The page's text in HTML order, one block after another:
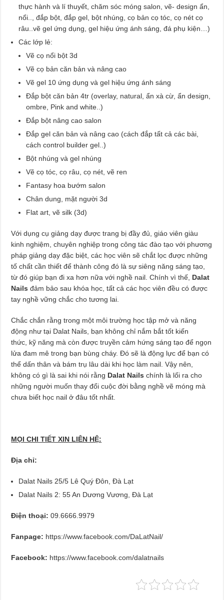
thực hành và lí thuyết, chăm sóc móng salon, vẽ- design ẩn,
nổi.., đắp bột, đắp gel, bột nhúng, cọ bản cọ tóc, cọ nét cọ
râu..vẽ gel ứng dụng, gel hiệu ứng ánh sáng, đá phụ kiện…)
Các lớp lẻ:
Vẽ cọ nổi bột 3d
Vẽ cọ bản căn bản và nâng cao
Vẽ gel 10 ứng dụng và gel hiệu ứng ánh sáng
Đắp bột căn bản 4tr (overlay, natural, ẩn xà cừ, ẩn design,
ombre, Pink and white..)
Đắp bột nâng cao salon
Đắp gel căn bản và nâng cao (cách đắp tất cả các bài,
cách control builder gel..)
Bột nhúng và gel nhúng
Vẽ cọ tóc, cọ râu, cọ nét, vẽ ren
Fantasy hoa bướm salon
Chân dung, mặt người 3d
Flat art, vẽ silk (3d)
Với dụng cụ giảng dạy được trang bị đầy đủ, giáo viên giàu
kinh nghiệm, chuyên nghiệp trong công tác đào tạo với phương
pháp giảng dạy đặc biệt, các học viên sẽ chắt lọc được những
tố chất cần thiết để thành công đó là sự siêng năng sáng tạo,
từ đó giúp bạn đi xa hơn nữa với nghề nail. Chính vì thế, Dalat
Nailsđảm bảo sau khóa học, tất cả các học viên đều có được
tay nghề vững chắc cho tương lai.
Chắc chắn rằng trong một môi trường học tập mở và năng
động như tại Dalat Nails, bạn không chỉ nắm bắt tốt kiến
thức, kỹ năng mà còn được truyền cảm hứng sáng tạo để ngọn
lửa đam mê trong bạn bùng cháy. Đó sẽ là động lực để bạn có
thể dấn thân và bám trụ lâu dài khi học làm nail. Vậy nên,
không có gì là sai khi nói rằng Dalat Nails chính là lối ra cho
những người muốn thay đổi cuộc đời bằng nghề vẽ móng mà
chưa biết học nail ở đâu tốt nhất.
MỌI CHI TIẾT XIN LIÊN HỆ:
Địa chỉ:
Dalat Nails 25/5 Lê Quý Đôn, Đà Lạt
Dalat Nails 2: 55 An Dương Vương, Đà Lạt
Điện thoại: 09.6666.9979
Fanpage: https://www.facebook.com/DaLatNail/
Facebook: https://www.facebook.com/dalatnails